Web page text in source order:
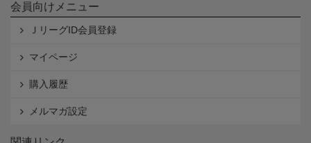
会員向けメニュー
ＪリーグID会員登録
マイページ
購入履歴
メルマガ設定